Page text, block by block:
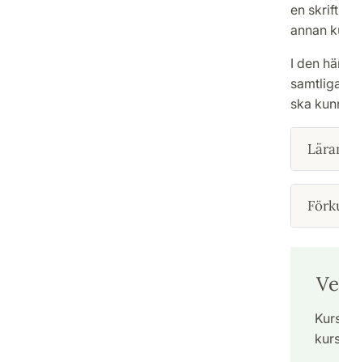
en
annan
I den
ska